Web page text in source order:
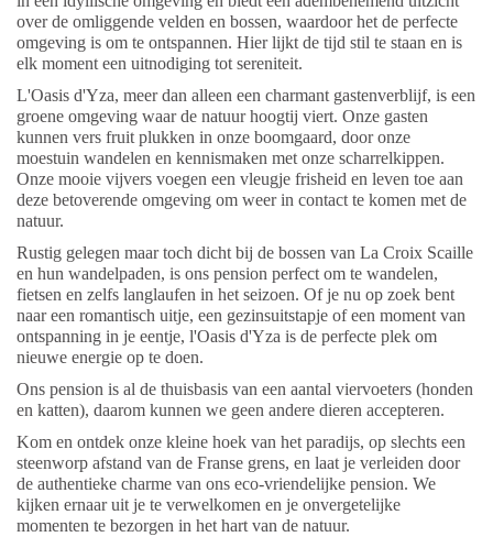
over de omliggende velden en bossen, waardoor het de perfecte
omgeving is om te ontspannen. Hier lijkt de tijd stil te staan en is
elk moment een uitnodiging tot sereniteit.
L'Oasis d'Yza, meer dan alleen een charmant gastenverblijf, is een
groene omgeving waar de natuur hoogtij viert. Onze gasten
kunnen vers fruit plukken in onze boomgaard, door onze
moestuin wandelen en kennismaken met onze scharrelkippen.
Onze mooie vijvers voegen een vleugje frisheid en leven toe aan
deze betoverende omgeving om weer in contact te komen met de
natuur.
Rustig gelegen maar toch dicht bij de bossen van La Croix Scaille
en hun wandelpaden, is ons pension perfect om te wandelen,
fietsen en zelfs langlaufen in het seizoen. Of je nu op zoek bent
naar een romantisch uitje, een gezinsuitstapje of een moment van
ontspanning in je eentje, l'Oasis d'Yza is de perfecte plek om
nieuwe energie op te doen.
Ons pension is al de thuisbasis van een aantal viervoeters (honden
en katten), daarom kunnen we geen andere dieren accepteren.
Kom en ontdek onze kleine hoek van het paradijs, op slechts een
steenworp afstand van de Franse grens, en laat je verleiden door
de authentieke charme van ons eco-vriendelijke pension. We
kijken ernaar uit je te verwelkomen en je onvergetelijke
momenten te bezorgen in het hart van de natuur.